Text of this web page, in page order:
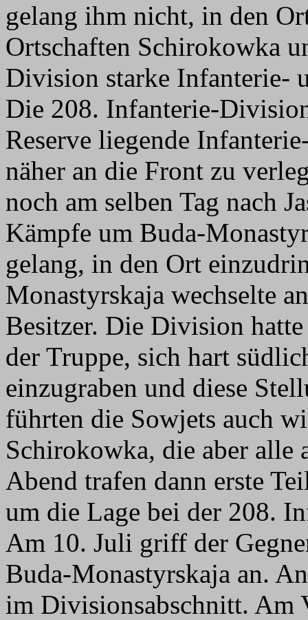
gelang ihm nicht, in den
Ortschaften Schirokowka
Division starke Infanterie-
Die 208. Infanterie-
Reserve liegende
näher an die Front zu
noch am selben Tag nach
Kämpfe um Buda-
gelang, in den Ort
Monastyrskaja wechselte
Besitzer. Die Division
der Truppe, sich hart
einzugraben und diese
führten die Sowjets auch
Schirokowka, die aber alle
Abend trafen dann erste
um die Lage bei der 208.
Am 10. Juli griff der
Buda-Monastyrskaja an.
im Divisionsabschnitt. Am